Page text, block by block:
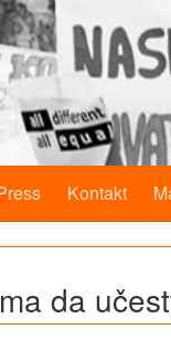
Kontakt
da